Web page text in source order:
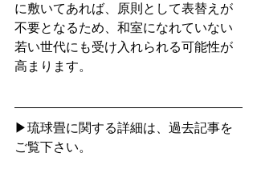
に敷いてあれば、原則として表替えが
不要となるため、和室になれていない
若い世代にも受け入れられる可能性が
高まります。
▶琉球畳に関する詳細は、過去記事を
ご覧下さい。